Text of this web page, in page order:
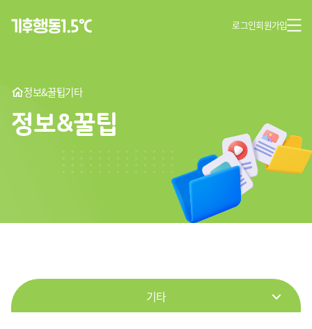
로그인회원가입
정보&꿀팁기타
정보&꿀팁
기타